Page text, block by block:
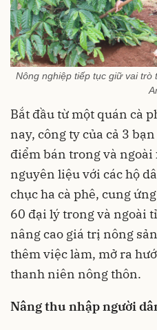
Nông nghiệp tiếp tục giữ vai
Bắt đầu từ một quán cà
nay, công ty của cả 3
điểm bán trong và
nguyên liệu với các hộ
chục ha cà phê, cung
60 đại lý trong và ngoài
nâng cao giá trị nông
thêm việc làm, mở ra
thanh niên nông thôn.
Nâng thu nhập người